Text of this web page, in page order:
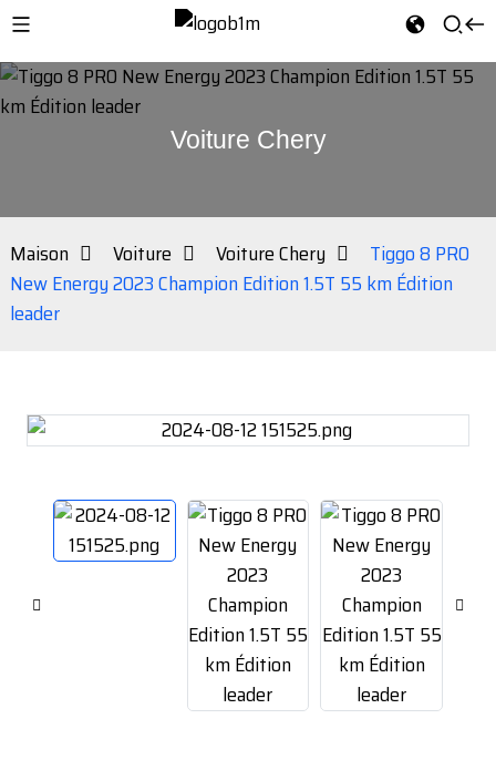
Voiture Chery
Maison Voiture Voiture Chery
Tiggo 8 PRO
New Energy 2023 Champion Edition 1.5T 55 km Édition
leader